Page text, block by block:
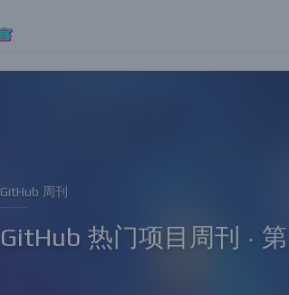
GitHub 周刊
GitHub 热门项目周刊 ·